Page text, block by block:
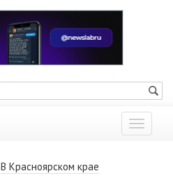
Показать
меню
В Красноярском крае